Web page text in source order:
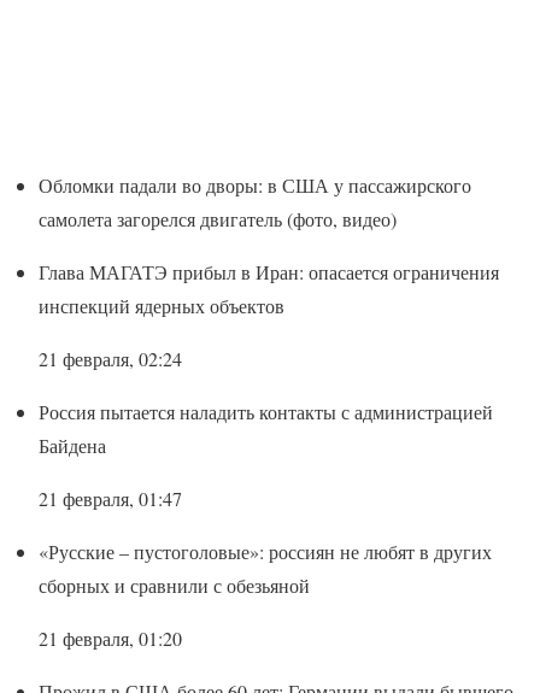
Обломки падали во дворы: в США у пассажирского
самолета загорелся двигатель (фото, видео)
Глава МАГАТЭ прибыл в Иран: опасается ограничения
инспекций ядерных объектов
21 февраля, 02:24
Россия пытается наладить контакты с администрацией
Байдена
21 февраля, 01:47
«Русские – пустоголовые»: россиян не любят в других
сборных и сравнили с обезьяной
21 февраля, 01:20